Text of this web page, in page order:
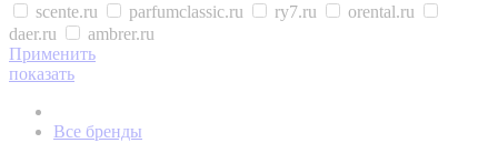
scente.ru
parfumclassic.ru ry7.ru
orental.ru
daer.ru
ambrer.ru
Применить
показать
Все бренды